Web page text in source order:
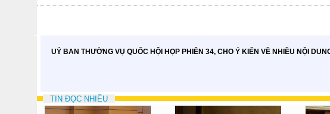
UỶ BAN THƯỜNG VỤ QUỐC HỘI HỌP PHIÊN 34, CHO Ý KIẾN VỀ NHIỀU NỘI
TIN ĐỌC NHIỀU